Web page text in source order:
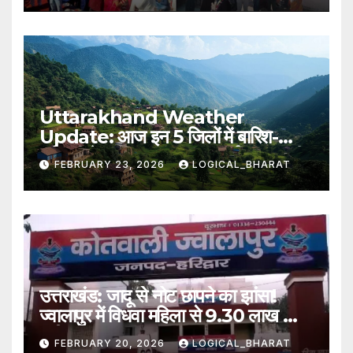
Uttarakhand Weather
Update: आज इन 5 जिलों में बारिश-
बर्फबारी के आसार, IMD का पूर्वानुमान जारी..
पढ़िए
FEBRUARY 23, 2026 LOGICAL_BHARAT
उत्तराखंड: जादू से नोट छापने का झांसा!
ज्वालापुर में विधवा महिला से 9.30 लाख की
ठगी, तीन नामजद
FEBRUARY 20, 2026 LOGICAL_BHARAT